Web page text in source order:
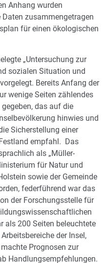
Anhang wurden
zusammengetragen
für einen ökologischen
„Untersuchung zur
sozialen Situation und
Bereits Anfang der
wenige Seiten zählendes
das auf die
hinwies und
Sicherstellung einer
empfahl. Das
als „Müller-
für Natur und
sowie der Gemeinde
federführend war das
der Forschungsstelle für
als 200 Seiten beleuchtete
der Insel,
Prognosen zur
Handlungsempfehlungen.